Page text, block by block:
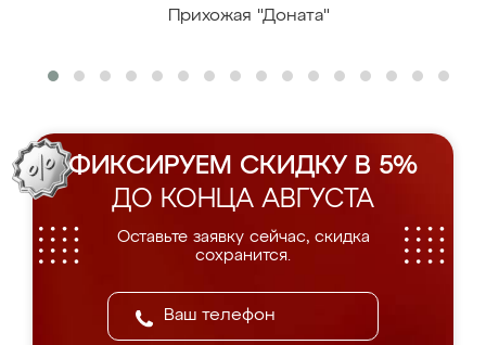
Прихожая "Доната"
ФИКСИРУЕМ СКИДКУ В 5%
ДО КОНЦА АВГУСТА
Оставьте заявку сейчас, скидка
сохранится.